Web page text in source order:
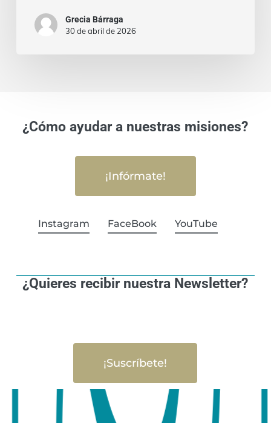
Grecia Bárraga
30 de abril de 2026
¿Cómo ayudar a nuestras misiones?
¡Infórmate!
Instagram FaceBook YouTube
¿Quieres recibir nuestra Newsletter?
¡Suscríbete!